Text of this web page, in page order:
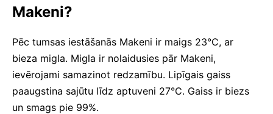
Makeni?
Pēc tumsas iestāšanās Makeni ir maigs 23°C, ar
bieza migla. Migla ir nolaidusies pār Makeni,
ievērojami samazinot redzamību. Lipīgais gaiss
paaugstina sajūtu līdz aptuveni 27°C. Gaiss ir biezs
un smags pie 99%.